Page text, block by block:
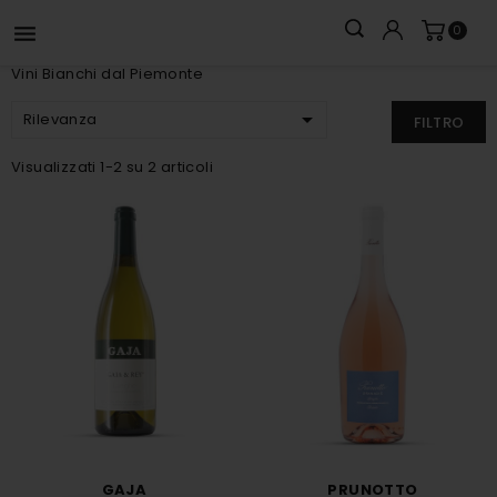
 0
Vini Bianchi dal Piemonte
Rilevanza  FILTRO
Visualizzati 1-2 su 2 articoli
GAJA
PRUNOTTO